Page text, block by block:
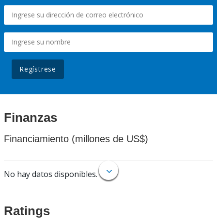
Regístrese
Finanzas
Financiamiento (millones de US$)
No hay datos disponibles.
Ratings